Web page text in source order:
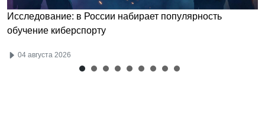
Исследование: в России набирает популярность
обучение киберспорту
04 августа 2026